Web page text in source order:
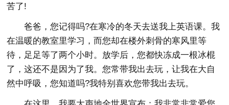
苦了!
爸爸，您记得吗?在寒冷的冬天去送我上英语课。我
在温暖的教室里学习，而您却在楼外刺骨的寒风里等
待，足足等了两个小时。放学后，您都快冻成一根冰棍
了，这还不是因为了我。您常带我出去玩，让我在大自
然中呼吸，您知道吗?我特别喜欢您带我出去玩。